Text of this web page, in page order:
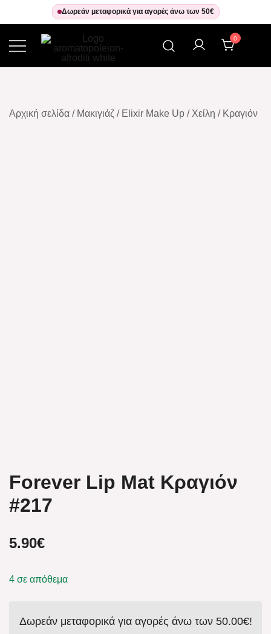
Δωρεάν μεταφορικά για αγορές άνω των 50€
0
Αρχική σελίδα / Μακιγιάζ / Elixir Make Up / Χείλη / Κραγιόν
Forever Lip Mat Κραγιόν
#217
5.90€
4 σε απόθεμα
Δωρεάν μεταφορικά για αγορές άνω των 50.00€!